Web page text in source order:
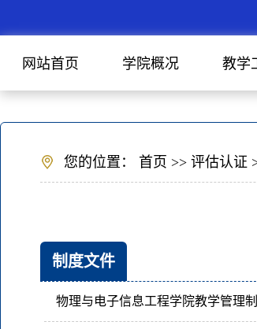
网站首页 学院概况 教学
您的位置： 首页 >> 评估认证
制度文件
物理与电子信息工程学院教学管理